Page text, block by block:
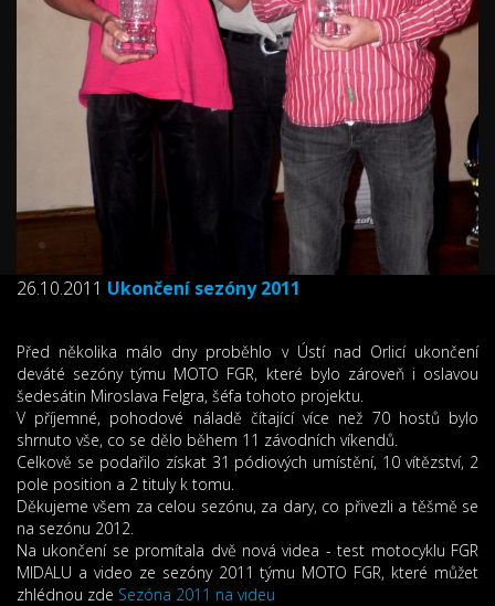
26.10.2011 Ukončení sezóny 2011
Před několika málo dny proběhlo v Ústí nad Orlicí ukončení
deváté sezóny týmu MOTO FGR, které bylo zároveň i oslavou
šedesátin Miroslava Felgra, šéfa tohoto projektu.
V příjemné, pohodové náladě čítající více než 70 hostů bylo
shrnuto vše, co se dělo během 11 závodních víkendů.
Celkově se podařilo získat 31 pódiových umístění, 10 vítězství, 2
pole position a 2 tituly k tomu.
Děkujeme všem za celou sezónu, za dary, co přivezli a těšmě se
na sezónu 2012.
Na ukončení se promítala dvě nová videa - test motocyklu FGR
MIDALU a video ze sezóny 2011 týmu MOTO FGR, které můžet
zhlédnou zde Sezóna 2011 na videu